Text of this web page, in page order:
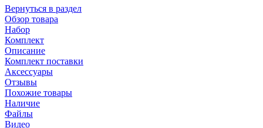
Вернуться в раздел
Обзор товара
Набор
Комплект
Описание
Комплект поставки
Аксессуары
Отзывы
Похожие товары
Наличие
Файлы
Видео